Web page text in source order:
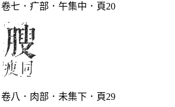
卷七．疒部．午集中．頁20
卷八．肉部．未集下．頁29